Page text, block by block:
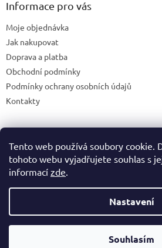
Tento web používá soubory cookie.
tohoto webu vyjadřujete souhlas s
informací zde.
Nastavení
Souhlasím
Informace pro vás
Moje objednávka
Jak nakupovat
Doprava a platba
Obchodní podmínky
Podmínky ochrany osobních údajů
Kontakty
Blog
Vytvořil
365shop.cz.